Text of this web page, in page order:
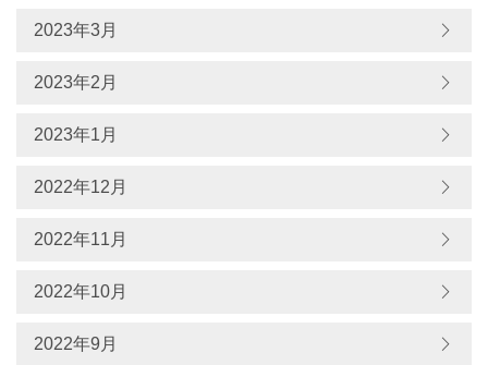
2023年3月
2023年2月
2023年1月
2022年12月
2022年11月
2022年10月
2022年9月